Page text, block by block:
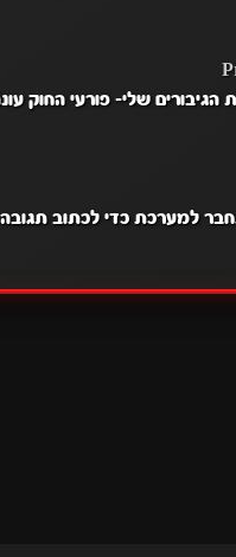
שלי- פורעי החוק עונה 2
למערכתכדי לכתוב